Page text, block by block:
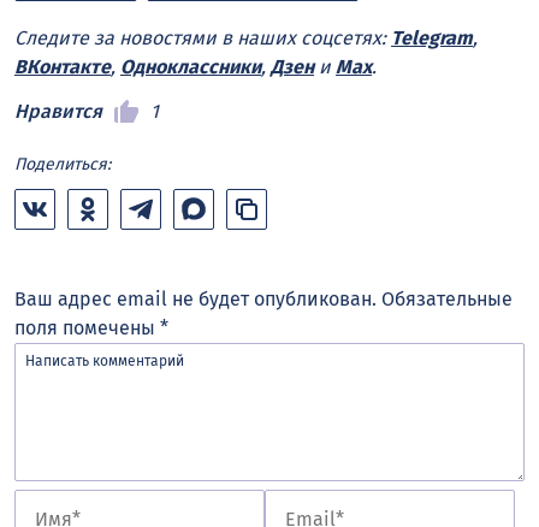
Следите за новостями в наших соцсетях: Telegram,
ВКонтакте, Одноклассники, Дзени Max.
Нравится
1
Поделиться:
Ваш адрес email не будет опубликован. Обязательные
поля помечены *